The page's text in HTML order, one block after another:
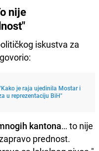
nije
iskustva za
je raja ujedinila Mostar i
u reprezentaciju BiH"
kantona… to nije
prednost.